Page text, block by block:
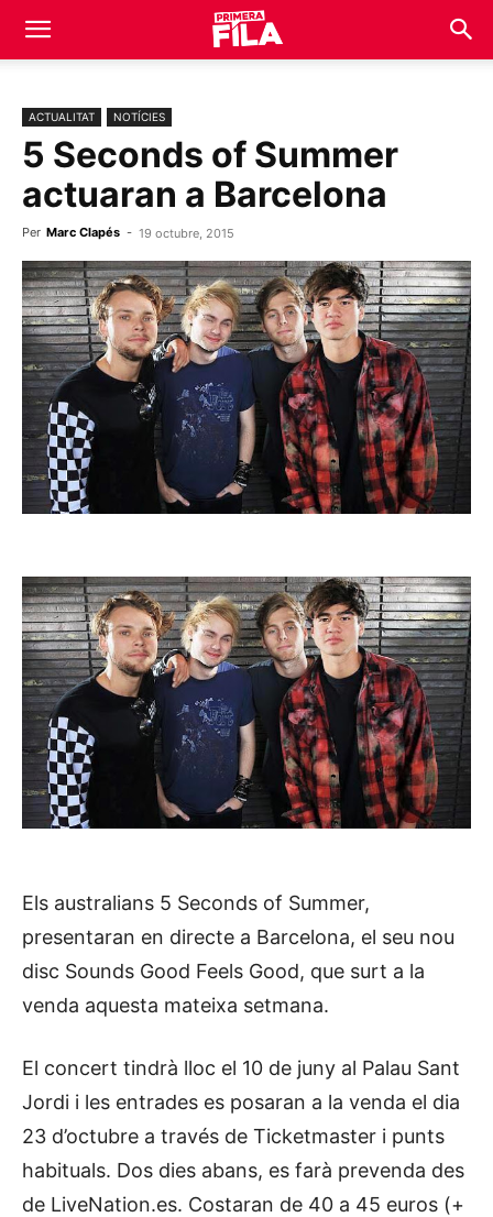
ACTUALITAT NOTÍCIES
5 Seconds of Summer
actuaran a Barcelona
Per Marc Clapés - 19 octubre, 2015
Els australians 5 Seconds of Summer,
presentaran en directe a Barcelona, el seu nou
disc Sounds Good Feels Good, que surt a la
venda aquesta mateixa setmana.
El concert tindrà lloc el 10 de juny al Palau Sant
Jordi i les entrades es posaran a la venda el dia
23 d’octubre a través de Ticketmaster i punts
habituals. Dos dies abans, es farà prevenda des
de LiveNation.es. Costaran de 40 a 45 euros (+